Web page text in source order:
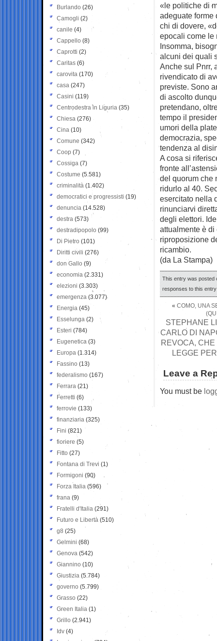
«le politiche di
adeguate forme
chi di dovere,
epocali come le
Insomma,
alcuni dei quali
Anche sul Pnrr,
rivendicato di
previste. Sono
di ascolto
pretendano,
tempo il
umori della
democrazia,
tendenza al
A cosa si
fronte
del quorum che
ridurlo al 40.
esercitato nella
rinunciarvi
degli elettori.
attualmente è
riproposizione
ricambio.
(da La Stampa)
This entry was posted
responses to this
« COMO, UNA
STEPHANE
CARLO DI
REVOCA,
LEGGE
Leave a
You must be
Burlando (26)
Camogli (2)
canile (4)
Cappello (8)
Caprotti (2)
Caritas (6)
carovita (170)
casa (247)
Casini (119)
Centrodestra in Liguria (35)
Chiesa (276)
Cina (10)
Comune (342)
Coop (7)
Cossiga (7)
Costume (5.581)
criminalità (1.402)
democratici e progressisti (19)
denuncia (14.528)
destra (573)
destradipopolo (99)
Di Pietro (101)
Diritti civili (276)
don Gallo (9)
economia (2.331)
elezioni (3.303)
emergenza (3.077)
Energia (45)
Esselunga (2)
Esteri (784)
Eugenetica (3)
Europa (1.314)
Fassino (13)
federalismo (167)
Ferrara (21)
Ferretti (6)
ferrovie (133)
finanziaria (325)
Fini (821)
fioriere (5)
Fitto (27)
Fontana di Trevi (1)
Formigoni (90)
Forza Italia (596)
frana (9)
Fratelli d'Italia (291)
Futuro e Libertà (510)
g8 (25)
Gelmini (68)
Genova (542)
Giannino (10)
Giustizia (5.784)
governo (5.799)
Grasso (22)
Green Italia (1)
Grillo (2.941)
Idv (4)